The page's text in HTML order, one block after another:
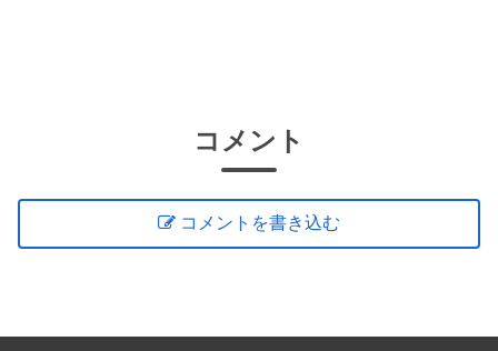
コメント
コメントを書き込む